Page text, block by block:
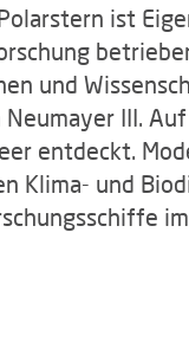
ist
und
Neumayer III.
entdeckt.
Klima- und